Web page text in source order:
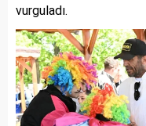
vurguladı.